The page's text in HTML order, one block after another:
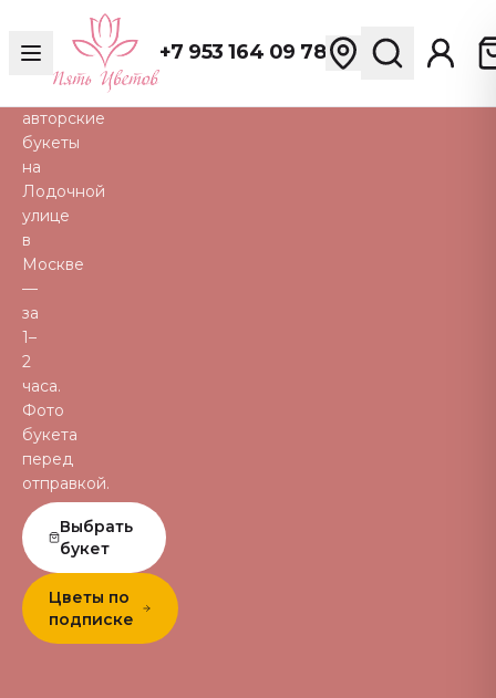
+7 953 164 09 78
пионы,
тюльпаны
авторские
букеты
на
Лодочной
улице
в
Москве
—
за
1–
2
часа.
Фото
букета
перед
отправкой.
Выбрать
букет
Цветы по
подписке